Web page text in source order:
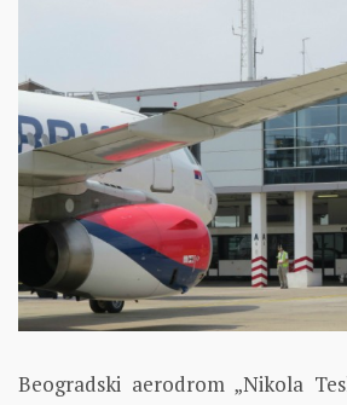
Beogradski aerodrom „Nikola